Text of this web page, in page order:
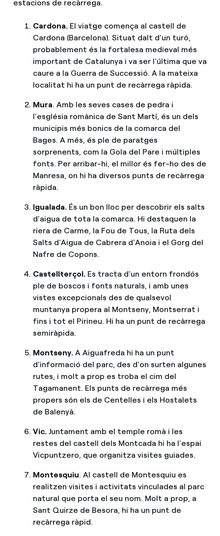
estacions de recàrrega.
Cardona.El viatge comença al castell de
Cardona (Barcelona). Situat dalt d'un turó,
probablement és la fortalesa medieval més
important de Catalunya i va ser l'última que va
caure a la Guerra de Successió. A la mateixa
localitat hi ha un punt de recàrrega ràpida.
Mura. Amb les seves cases de pedra i
l'església romànica de Sant Martí, és un dels
municipis més bonics de la comarca del
Bages. A més, és ple de paratges
sorprenents, com la Gola del Pare i múltiples
fonts. Per arribar-hi, el millor és fer-ho des de
Manresa, on hi ha diversos punts de recàrrega
ràpida.
Igualada.És un bon lloc per descobrir els salts
d'aigua de tota la comarca. Hi destaquen la
riera de Carme, la Fou de Tous, la Ruta dels
Salts d'Aigua de Cabrera d'Anoia i el Gorg del
Nafre de Copons.
Castellterçol.Es tracta d'un entorn frondós
ple de boscos i fonts naturals, i amb unes
vistes excepcionals des de qualsevol
muntanya propera al Montseny, Montserrat i
fins i tot el Pirineu. Hi ha un punt de recàrrega
semiràpida.
Montseny.A Aiguafreda hi ha un punt
d'informació del parc, des d'on surten algunes
rutes, i molt a prop es troba el cim del
Tagamanent. Els punts de recàrrega més
propers són els de Centelles i els Hostalets
de Balenyà.
Vic.Juntament amb el temple romà i les
restes del castell dels Montcada hi ha l'espai
Vicpuntzero, que organitza visites guiades.
Montesquiu. Al castell de Montesquiu es
realitzen visites i activitats vinculades al parc
natural que porta el seu nom. Molt a prop, a
Sant Quirze de Besora, hi ha un punt de
recàrrega ràpid.